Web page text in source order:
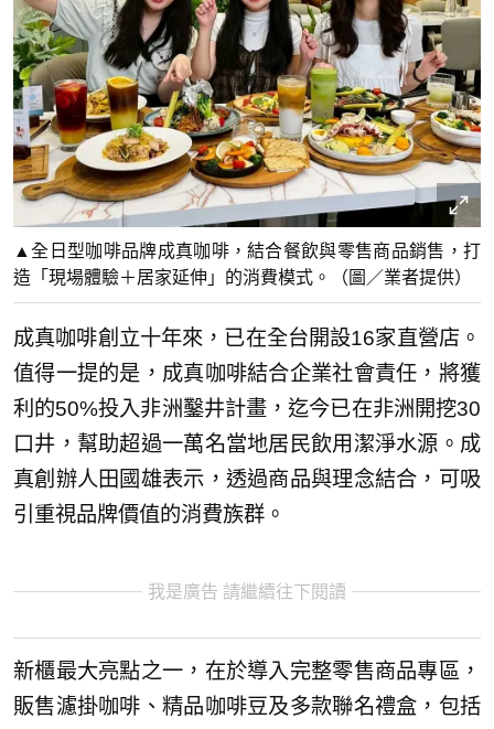
▲全日型咖啡品牌成真咖啡，結合餐飲與零售商品銷售，打
造「現場體驗＋居家延伸」的消費模式。（圖／業者提供）
成真咖啡創立十年來，已在全台開設16家直營店。
值得一提的是，成真咖啡結合企業社會責任，將獲
利的50%投入非洲鑿井計畫，迄今已在非洲開挖30
口井，幫助超過一萬名當地居民飲用潔淨水源。成
真創辦人田國雄表示，透過商品與理念結合，可吸
引重視品牌價值的消費族群。
我是廣告 請繼續往下閱讀
新櫃最大亮點之一，在於導入完整零售商品專區，
販售濾掛咖啡、精品咖啡豆及多款聯名禮盒，包括